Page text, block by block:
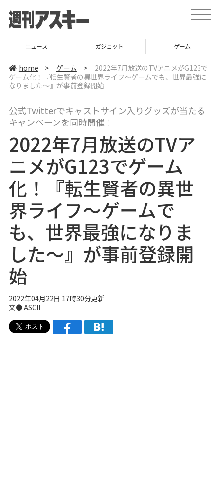
t
o
v
i
i
o
ニュース ガジェット ゲーム
home > ゲーム >
2022年7月放送のTVアニメがG123で
ゲーム化！『転生賢者の異世界ライフ～ゲームでも、世界最強に
なりました～』が事前登録開始
公式Twitterでキャストサイン入りグッズが当たる
キャンペーンを同時開催！
2022年7月放送のTVア
ニメがG123でゲーム
化！『転生賢者の異世
界ライフ～ゲームで
も、世界最強になりま
した～』が事前登録開
始
2022年04月22日 17時30分更新
文● ASCII